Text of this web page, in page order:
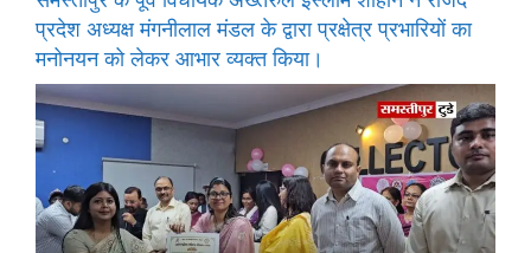
प्रदेश अध्यक्ष मंगनीलाल मंडल के द्वारा प्रक्षेत्र प्रभारियों का
मनोनयन को लेकर आभार व्यक्त किया।